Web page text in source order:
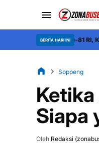
BERITA HARI INI
RI, Kapolres Wajo Bersama
Soppeng
Siapa
Oleh Redaksi